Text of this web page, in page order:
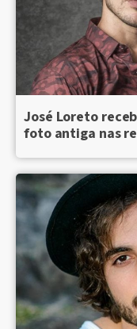
José Loreto
foto antiga nas